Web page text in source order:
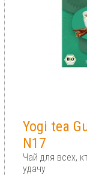
Yogi tea
N17
Чай для всех,
удачу